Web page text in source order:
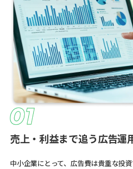
売上・利益まで追う広告運
中小企業にとって、広告費は貴重な投